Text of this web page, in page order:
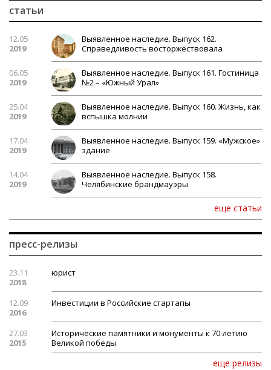
статьи
12.05
2019
Выявленное наследие. Выпуск 162.
Справедливость восторжествовала
06.05
2019
Выявленное наследие. Выпуск 161. Гостиница
№2 – «Южный Урал»
25.04
2019
Выявленное наследие. Выпуск 160. Жизнь, как
вспышка молнии
17.04
2019
Выявленное наследие. Выпуск 159. «Мужское»
здание
14.04
2019
Выявленное наследие. Выпуск 158.
Челябинские брандмауэры
еще статьи
пресс-релизы
23.11
2018
юрист
12.09
2016
Инвестиции в Российские стартапы
27.03
2015
Исторические памятники и монументы к 70-летию
Великой победы
еще релизы